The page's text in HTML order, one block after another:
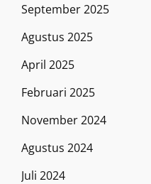
September 2025
Agustus 2025
April 2025
Februari 2025
November 2024
Agustus 2024
Juli 2024